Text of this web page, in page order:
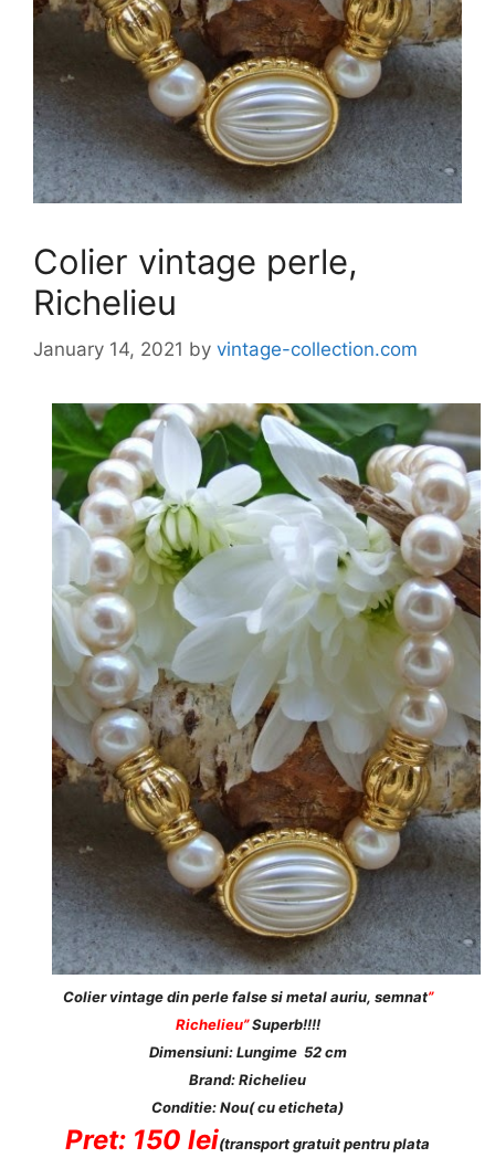
Colier vintage perle,
Richelieu
January 14, 2021 by vintage-collection.com
Colier vintage din perle false si metal auriu, semnat”
Richelieu”Superb!!!!
Dimensiuni: Lungime 52 cm
Brand: Richelieu
Conditie: Nou( cu eticheta)
Pret: 150 lei(transport gratuit pentru plata